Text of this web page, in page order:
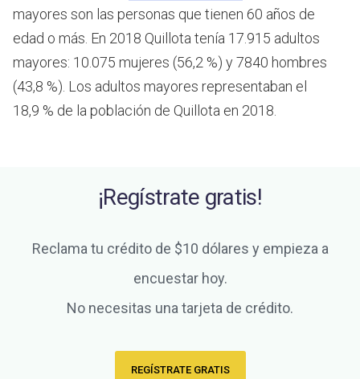
mayores son las personas que tienen 60 años de
edad o más. En 2018 Quillota tenía 17.915 adultos
mayores: 10.075 mujeres (56,2 %) y 7840 hombres
(43,8 %). Los adultos mayores representaban el
18,9 % de la población de Quillota en 2018.
¡Regístrate gratis!
Reclama tu crédito de $10 dólares y empieza a
encuestar hoy.
No necesitas una tarjeta de crédito.
REGÍSTRATE GRATIS